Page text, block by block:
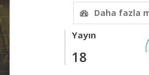
Daha fazla
Yayın
18